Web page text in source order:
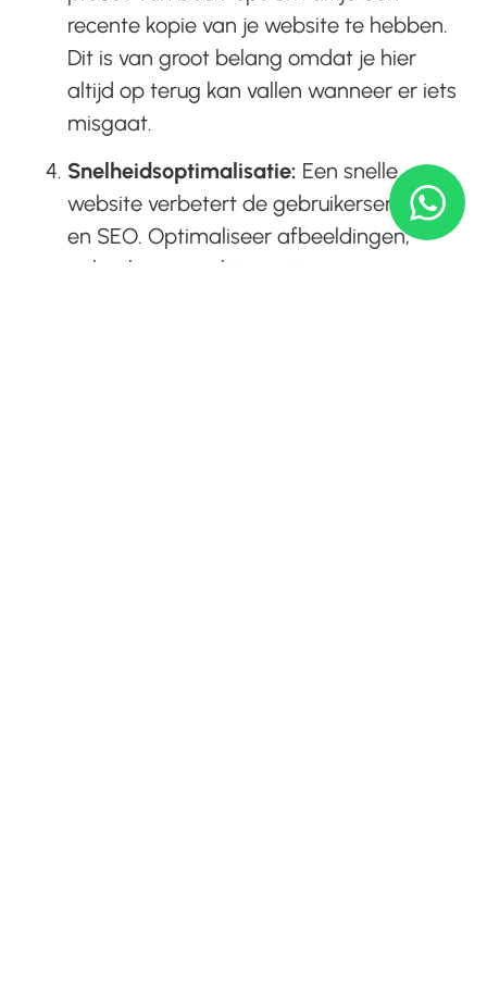
recente kopie van je website te hebben.
Dit is van groot belang omdat je hier
altijd op terug kan vallen wanneer er iets
misgaat.
Snelheidsoptimalisatie: Een snelle
website verbetert de gebruikerservaring
en SEO. Optimaliseer afbeeldingen,
gebruik een cachingsysteem en